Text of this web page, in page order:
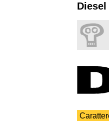
Diesel